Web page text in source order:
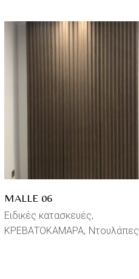
MALLE 06
Ειδικές κατασκευές
ΚΡΕΒΑΤΟΚΑΜΑΡΑ Ντουλάπες